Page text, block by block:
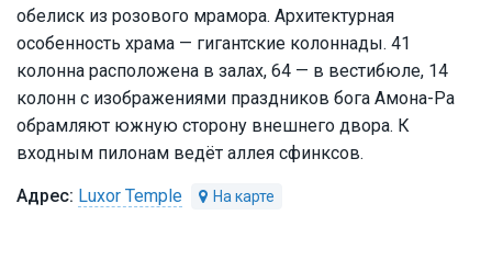
обелиск из розового мрамора. Архитектурная
особенность храма — гигантские колоннады. 41
колонна расположена в залах, 64 — в вестибюле, 14
колонн с изображениями праздников бога Амона-Ра
обрамляют южную сторону внешнего двора. К
входным пилонам ведёт аллея сфинксов.
Luxor Temple